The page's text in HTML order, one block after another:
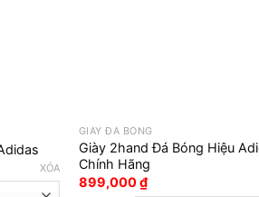
XÓA
GIÀY ĐÁ BÓNG
Giày 2hand Đá Bóng Hiệu
Chính Hãng
899,000₫